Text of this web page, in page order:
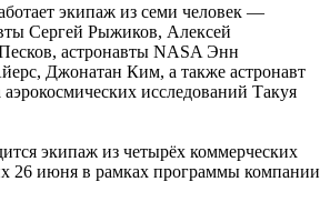
экипаж из семи человек —
Сергей Рыжиков, Алексей
астронавты NASA Энн
Джонатан Ким, а также астронавт
аэрокосмических исследований Такуя
экипаж из четырёх коммерческих
26 июня в рамках программы компании